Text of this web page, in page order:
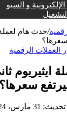
الإلكترونية و السيو
/حدث هام لعملة
العملات الرقمية
ايثيريوم
سعرها؟
31 مارس، 2024